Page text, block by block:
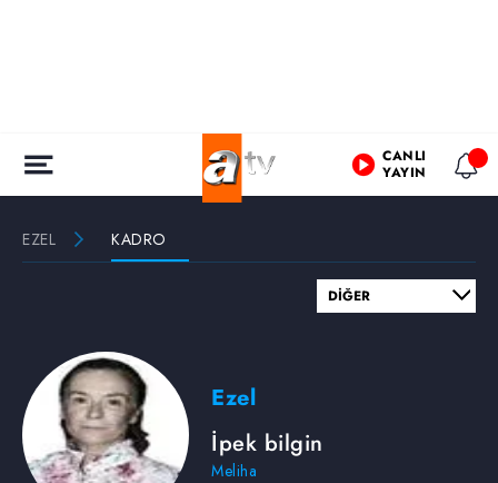
CANLI
YAYIN
EZEL KADRO
Ezel
İpek bilgin
Meliha